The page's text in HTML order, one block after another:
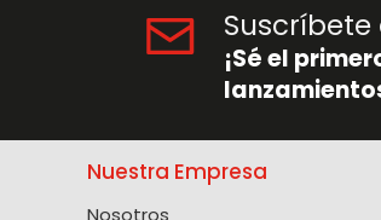
¡Sé el
Nuestra Empresa
Nosotros